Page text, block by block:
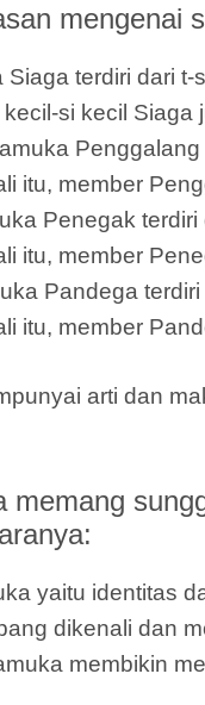
mengenai
terdiri dari
si kecil
itu, member
Penegak
itu, member
Pandega
itu, member
arti dan
memang
yaitu identitas
dikenali dan
membikin